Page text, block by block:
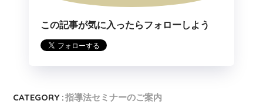
この記事が気に入ったらフォローしよう
CATEGORY :指導法セミナーのご案内